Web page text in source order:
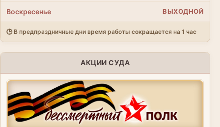
Воскресенье ВЫХОДНОЙ
🕒 В предпраздничные дни время работы сокращается на 1 час
АКЦИИ СУДА